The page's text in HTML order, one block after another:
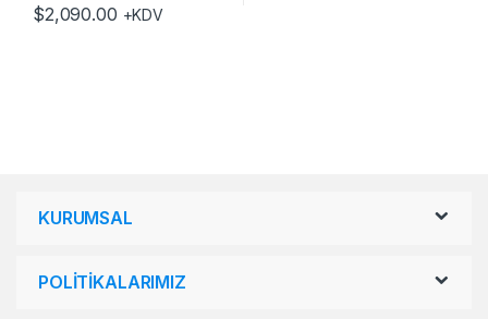
$2,090.00 +KDV
KURUMSAL
POLİTİKALARIMIZ